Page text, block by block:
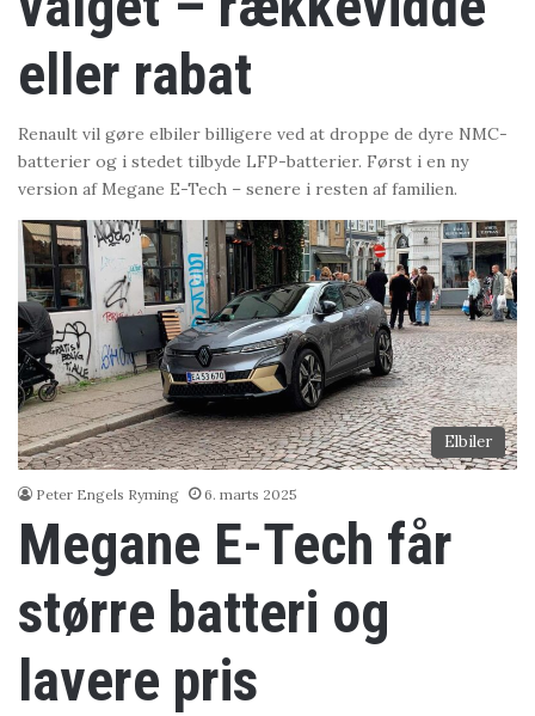
eller rabat
Renault vil gøre elbiler billigere ved at droppe de dyre NMC-
batterier og i stedet tilbyde LFP-batterier. Først i en ny
version af Megane E-Tech – senere i resten af familien.
Elbiler
Peter Engels Ryming 6. marts 2025
Megane E-Tech får
større batteri og
lavere pris